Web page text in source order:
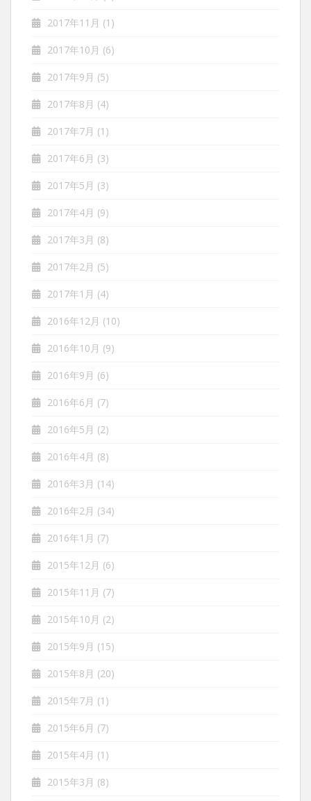
2017年11月 (1)
2017年10月 (6)
2017年9月 (5)
2017年8月 (4)
2017年7月 (1)
2017年6月 (3)
2017年5月 (3)
2017年4月 (9)
2017年3月 (8)
2017年2月 (5)
2017年1月 (4)
2016年12月 (10)
2016年10月 (9)
2016年9月 (6)
2016年6月 (7)
2016年5月 (2)
2016年4月 (8)
2016年3月 (14)
2016年2月 (34)
2016年1月 (7)
2015年12月 (6)
2015年11月 (7)
2015年10月 (2)
2015年9月 (15)
2015年8月 (20)
2015年7月 (1)
2015年6月 (7)
2015年4月 (1)
2015年3月 (8)